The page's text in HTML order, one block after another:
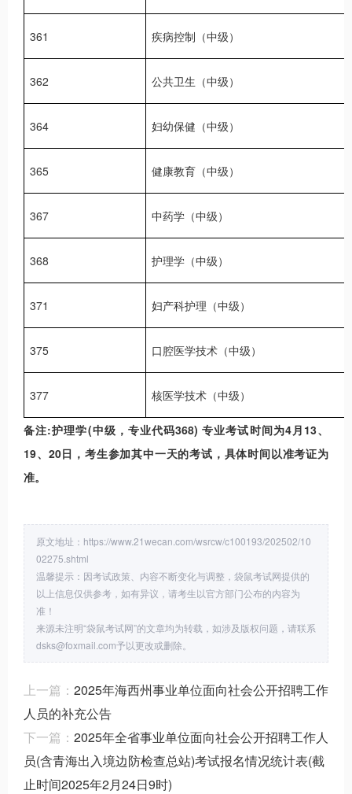
361 疾病控制（中级）
362 公共卫生（中级）
364 妇幼保健（中级）
365 健康教育（中级）
367 中药学（中级）
368 护理学（中级）
371 妇产科护理（中级）
375 口腔医学技术（中级）
377 核医学技术（中级）
备注:护理学(中级，专业代码368)专业考试时间为4月 13、
19、 20日，考生参加其中一天的考试，具体时间以准考证为
准。
原文地址：https://www.21wecan.com/wsrcw/c100193/202502/10
02275.shtml
温馨提示：因考试政策、内容不断变化与调整，袋鼠考试网提供的
以上信息仅供参考，如有异议，请考生以官方部门公布的内容为
准！
来源未注明“袋鼠考试网”的文章均为转载，如涉及版权问题，请联系
dsks@foxmail.com予以更改或删除。
上一篇： 2025年海西州事业单位面向社会公开招聘工作
人员的补充公告
下一篇： 2025年全省事业单位面向社会公开招聘工作人
员(含青海出入境边防检查总站)考试报名情况统计表(截
止时间2025年2月24日9时)